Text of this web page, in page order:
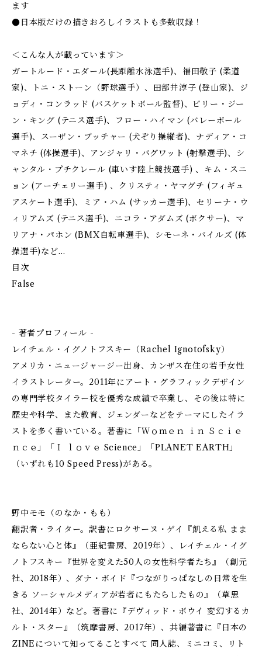
ます
●日本版だけの描きおろしイラストも多数収録！
＜こんな人が載っています＞
ガートルード・エダール(長距離水泳選手)、福田敬子 (柔道
家)、トニ・ストーン（野球選手）、田部井淳子 (登山家)、ジ
ョディ・コンラッド (バスケットボール監督)、ビリー・ジー
ン・キング (テニス選手)、フロー・ハイマン (バレーボール
選手)、スーザン・ブッチャー (犬ぞり操縦者)、ナディア・コ
マネチ (体操選手)、アンジャリ・バグワット (射撃選手)、シ
ャンタル・プチクレール (車いす陸上競技選手) 、キム・スニ
ョン (アーチェリー選手) 、クリスティ・ヤマグチ (フィギュ
アスケート選手)、ミア・ハム (サッカー選手)、セリーナ・ウ
ィリアムズ (テニス選手)、ニコラ・アダムズ (ボクサー)、マ
リアナ・パホン (BMX自転車選手)、シモーネ・バイルズ (体
操選手)など…
目次
False
- 著者プロフィール -
レイチェル・イグノトフスキー（Rachel Ignotofsky）
アメリカ・ニュージャージー出身、カンザス在住の若手女性
イラストレーター。2011年にアート・グラフィックデザイン
の専門学校タイラー校を優秀な成績で卒業し、その後は特に
歴史や科学、また教育、ジェンダーなどをテーマにしたイラ
ストを多く書いている。著書に「Ｗｏｍｅｎ ｉｎ Ｓｃｉｅ
ｎｃｅ」「Ｉ ｌｏｖｅ Science」「PLANET EARTH」
（いずれも10 Speed Press)がある。
野中モモ（のなか・もも）
翻訳者・ライター。訳書にロクサーヌ・ゲイ『飢える私 まま
ならない心と体』（亜紀書房、2019年）、レイチェル・イグ
ノトフスキー『世界を変えた50人の女性科学者たち』（創元
社、2018年）、ダナ・ボイド『つながりっぱなしの日常を生
きる ソーシャルメディアが若者にもたらしたもの』（草思
社、2014年）など。著書に『デヴィッド・ボウイ 変幻するカ
ルト・スター』（筑摩書房、2017年）、共編著書に『日本の
ZINEについて知ってることすべて 同人誌、ミニコミ、リト